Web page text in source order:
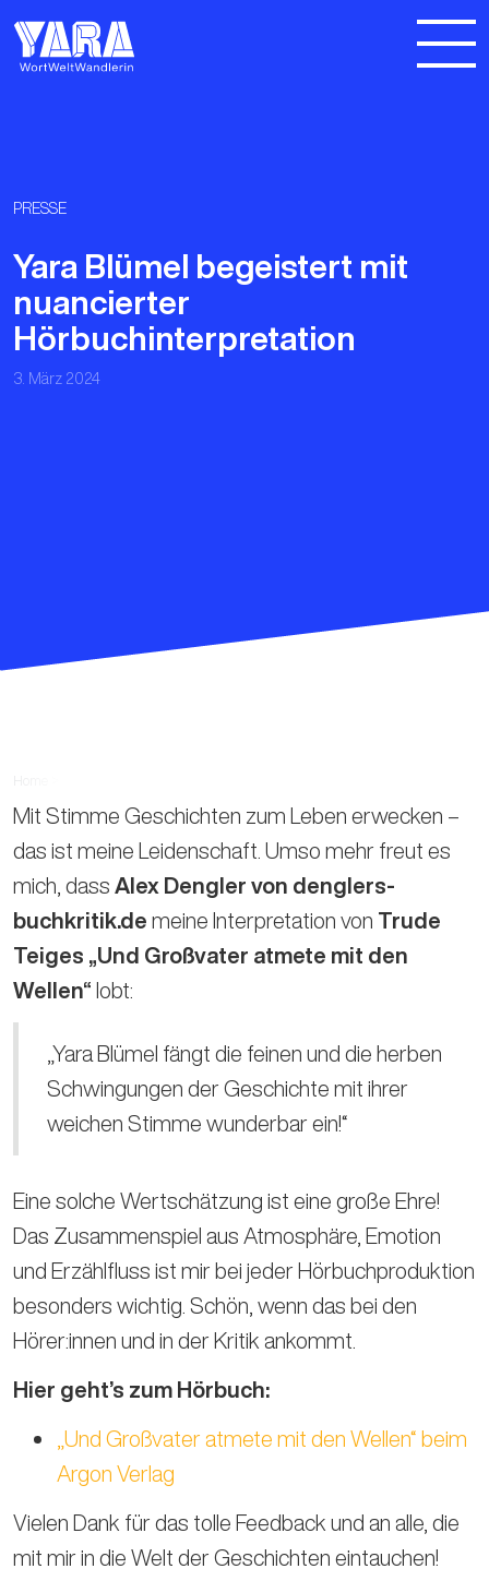
PRESSE
Yara Blümel begeistert mit
nuancierter
Hörbuchinterpretation
3. März 2024
Mit Stimme Geschichten zum Leben erwecken –
das ist meine Leidenschaft. Umso mehr freut es
mich, dassAlex Dengler von denglers-
buchkritik.demeine Interpretation von Trude
Teiges „Und Großvater atmete mit den
Wellen“lobt:
„Yara Blümel fängt die feinen und die herben
Schwingungen der Geschichte mit ihrer
weichen Stimme wunderbar ein!“
Eine solche Wertschätzung ist eine große Ehre!
Das Zusammenspiel aus Atmosphäre, Emotion
und Erzählfluss ist mir bei jeder Hörbuchproduktion
besonders wichtig. Schön, wenn das bei den
Hörer:innen und in der Kritik ankommt.
Hier geht’s zum Hörbuch:
„Und Großvater atmete mit den Wellen“ beim
Argon Verlag
Vielen Dank für das tolle Feedback und an alle, die
mit mir in die Welt der Geschichten eintauchen!